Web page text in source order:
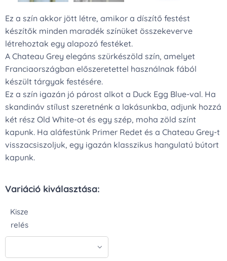
Ez a szín akkor jött létre, amikor a díszítő festést
készítők minden maradék színüket összekeverve
létrehoztak egy alapozó festéket.
A Chateau Grey elegáns szürkészöld szín, amelyet
Franciaországban előszeretettel használnak fából
készült tárgyak festésére.
Ez a szín igazán jó párost alkot a Duck Egg Blue-val. Ha
skandináv stílust szeretnénk a lakásunkba, adjunk hozzá
két rész Old White-ot és egy szép, moha zöld színt
kapunk. Ha aláfestünk Primer Redet és a Chateau Grey-t
visszacsiszoljuk, egy igazán klasszikus hangulatú bútort
kapunk.
Variáció kiválasztása:
Kisze
relés